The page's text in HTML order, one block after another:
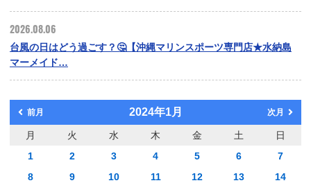
2026.08.06
台風の日はどう過ごす？🤔【沖縄マリンスポーツ専門店★水納島
マーメイド…
前月 2024年1月 次月
月 火 水 木 金 土
日
1
2 3 4 5 6
7
8
9 10 11 12 13
14